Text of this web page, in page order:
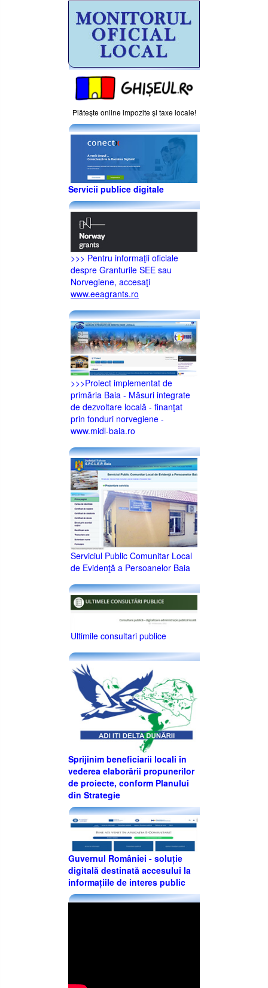
Plăteşte online impozite şi taxe locale!
Servicii publice digitale
>>> Pentru informaţii oficiale
despre Granturile SEE sau
Norvegiene, accesaţi
www.eeagrants.ro
>>>Proiect implementat de
primăria Baia - Măsuri integrate
de dezvoltare locală - finanţat
prin fonduri norvegiene -
www.midl-baia.ro
Serviciul Public Comunitar Local
de Evidenţă a Persoanelor Baia
Ultimile consultari publice
Sprijinim beneficiarii locali în
vederea elaborării propunerilor
de proiecte, conform Planului
din Strategie
Guvernul României - soluție
digitală destinată accesului la
informațiile de interes public